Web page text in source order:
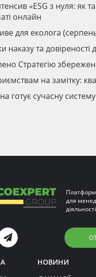
«ESG з нуля: як
онлайн
для еколога
наказу та
Стратегію
на замітку:
готує сучасну
для
діяльності
НОВИНИ